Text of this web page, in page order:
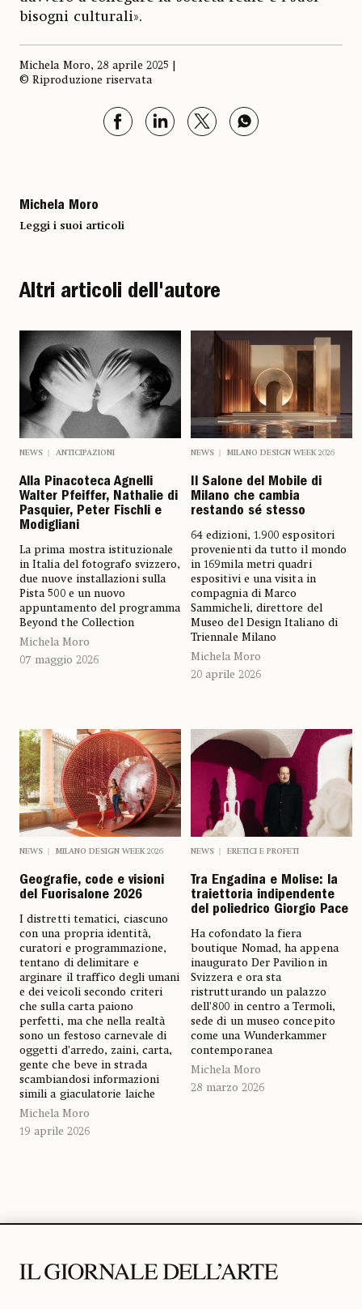
bisogni culturali».
Michela Moro, 28 aprile 2025 |
© Riproduzione riservata
Michela Moro
Leggi i suoi articoli
Altri articoli dell'autore
NEWS ANTICIPAZIONI
Alla Pinacoteca Agnelli
Walter Pfeiffer, Nathalie di
Pasquier, Peter Fischli e
Modigliani
La prima mostra istituzionale
in Italia del fotografo svizzero,
due nuove installazioni sulla
Pista 500 e un nuovo
appuntamento del programma
Beyond the Collection
Michela Moro
07 maggio 2026
NEWS MILANO DESIGN WEEK 2026
Il Salone del Mobile di
Milano che cambia
restando sé stesso
64 edizioni, 1.900 espositori
provenienti da tutto il mondo
in 169mila metri quadri
espositivi e una visita in
compagnia di Marco
Sammicheli, direttore del
Museo del Design Italiano di
Triennale Milano
Michela Moro
20 aprile 2026
NEWS MILANO DESIGN WEEK 2026
Geografie, code e visioni
del Fuorisalone 2026
I distretti tematici, ciascuno
con una propria identità,
curatori e programmazione,
tentano di delimitare e
arginare il traffico degli umani
e dei veicoli secondo criteri
che sulla carta paiono
perfetti, ma che nella realtà
sono un festoso carnevale di
oggetti d’arredo, zaini, carta,
gente che beve in strada
scambiandosi informazioni
simili a giaculatorie laiche
Michela Moro
19 aprile 2026
NEWS ERETICI E PROFETI
Tra Engadina e Molise: la
traiettoria indipendente
del poliedrico Giorgio Pace
Ha cofondato la fiera
boutique Nomad, ha appena
inaugurato Der Pavilion in
Svizzera e ora sta
ristrutturando un palazzo
dell’800 in centro a Termoli,
sede di un museo concepito
come una Wunderkammer
contemporanea
Michela Moro
28 marzo 2026